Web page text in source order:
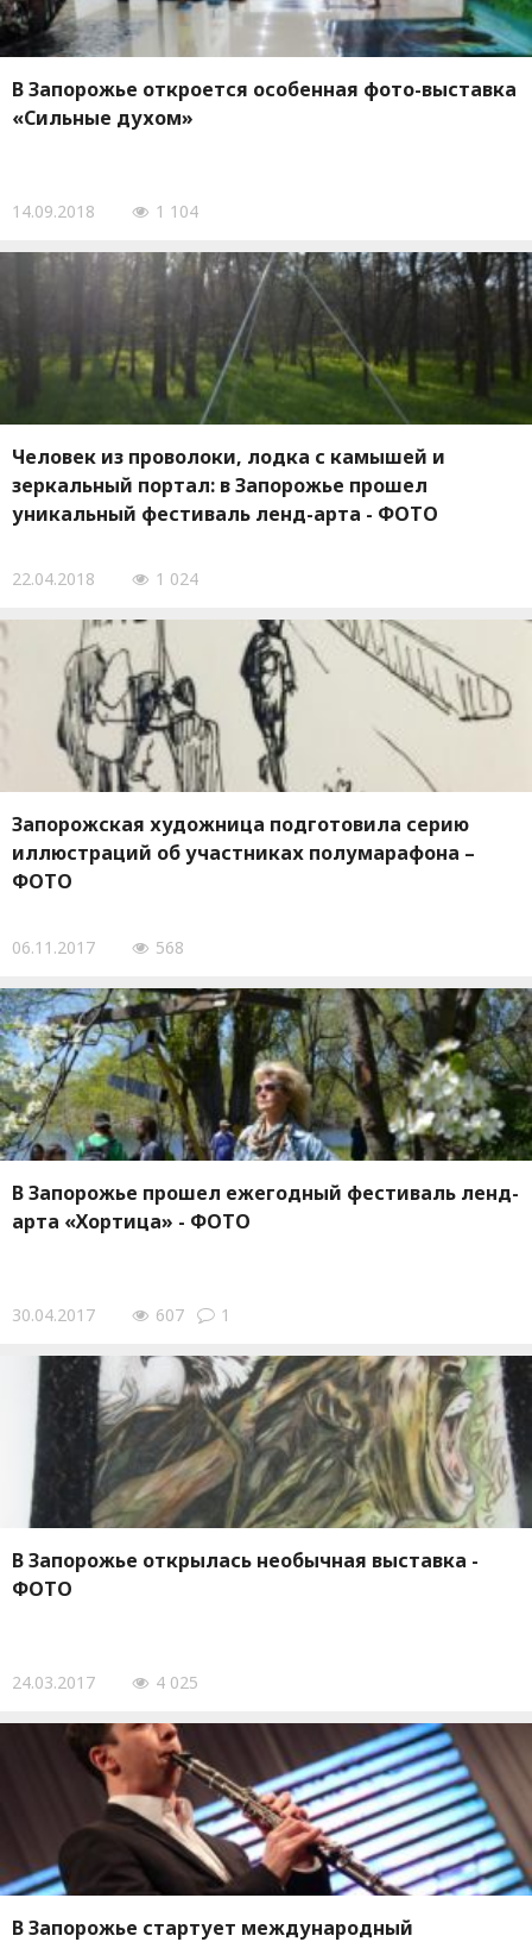
В Запорожье откроется особенная фото-выставка
«Сильные духом»
14.09.2018 1 104
Человек из проволоки, лодка с камышей и
зеркальный портал: в Запорожье прошел
уникальный фестиваль ленд-арта - ФОТО
22.04.2018 1 024
Запорожская художница подготовила серию
иллюстраций об участниках полумарафона –
ФОТО
06.11.2017 568
В Запорожье прошел ежегодный фестиваль ленд-
арта «Хортица» - ФОТО
30.04.2017 607 1
В Запорожье открылась необычная выставка -
ФОТО
24.03.2017 4 025
В Запорожье стартует международный